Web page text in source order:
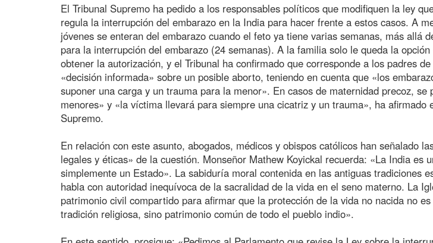
El Tribunal Supremo ha pedido a los responsables políticos que modifiquen la ley
regula la interrupción del embarazo en la India para hacer frente a estos casos. A
jóvenes se enteran del embarazo cuando el feto ya tiene varias semanas, más allá
para la interrupción del embarazo (24 semanas). A la familia solo le queda la
obtener la autorización, y el Tribunal ha confirmado que corresponde a los padres
«decisión informada» sobre un posible aborto, teniendo en cuenta que «los
suponer una carga y un trauma para la menor». En casos de maternidad precoz, se
menores» y «la víctima llevará para siempre una cicatriz y un trauma», ha afirmado
Supremo.
En relación con este asunto, abogados, médicos y obispos católicos han señalado
legales y éticas» de la cuestión. Monseñor Mathew Koyickal recuerda: «La India es
simplemente un Estado». La sabiduría moral contenida en las antiguas tradiciones
habla con autoridad inequívoca de la sacralidad de la vida en el seno materno. La
patrimonio civil compartido para afirmar que la protección de la vida no nacida no
tradición religiosa, sino patrimonio común de todo el pueblo indio».